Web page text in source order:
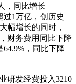
，同比增长
过1万亿，创历史
幅增长的同时，
财务费用同比下降
，同比下降
研发经费投入3210